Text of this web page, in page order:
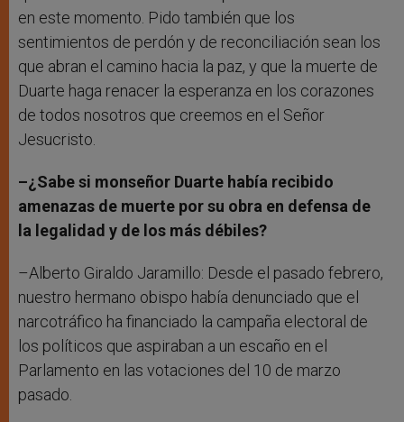
en este momento. Pido también que los
sentimientos de perdón y de reconciliación sean los
que abran el camino hacia la paz, y que la muerte de
Duarte haga renacer la esperanza en los corazones
de todos nosotros que creemos en el Señor
Jesucristo.
–¿Sabe si monseñor Duarte había recibido
amenazas de muerte por su obra en defensa de
la legalidad y de los más débiles?
–Alberto Giraldo Jaramillo: Desde el pasado febrero,
nuestro hermano obispo había denunciado que el
narcotráfico ha financiado la campaña electoral de
los políticos que aspiraban a un escaño en el
Parlamento en las votaciones del 10 de marzo
pasado.